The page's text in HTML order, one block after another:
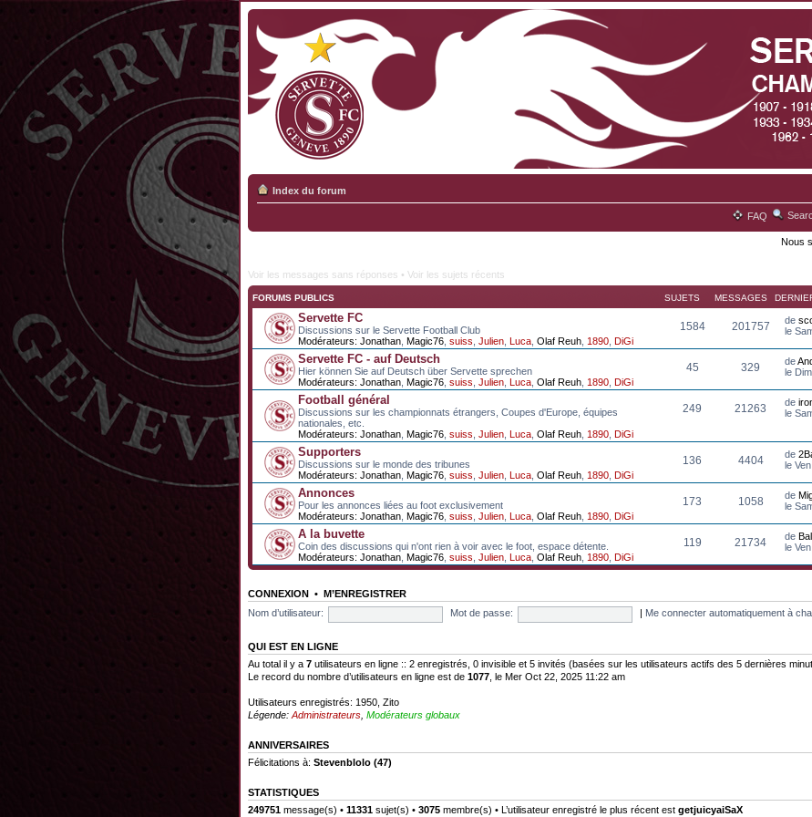
Index du forum
FAQ
Nous
Voir les messages sans réponses • Voir les sujets récents
FORUMS PUBLICS SUJETS MESSAGES
Servette FC
Discussions sur le Servette Football Club
Modérateurs: Jonathan Magic76 suiss Julien Luca Olaf Reuh 1890 DiGi
1584 201757 de
le
Servette FC - auf Deutsch
Hier können Sie auf Deutsch über Servette sprechen
Modérateurs: Jonathan Magic76 suiss Julien Luca Olaf Reuh 1890 DiGi
45 329 de
le
Football général
Discussions sur les championnats étrangers, Coupes d'Europe, équipes
nationales, etc.
Modérateurs: Jonathan Magic76 suiss Julien Luca Olaf Reuh 1890 DiGi
249 21263 de
le
Supporters
Discussions sur le monde des tribunes
Modérateurs: Jonathan Magic76 suiss Julien Luca Olaf Reuh 1890 DiGi
136 4404 de
le
Annonces
Pour les annonces liées au foot exclusivement
Modérateurs: Jonathan Magic76 suiss Julien Luca Olaf Reuh 1890 DiGi
173 1058 de
le
A la buvette
Coin des discussions qui n'ont rien à voir avec le foot, espace détente.
Modérateurs: Jonathan Magic76 suiss Julien Luca Olaf Reuh 1890 DiGi
119 21734 de
le
CONNEXION • M’ENREGISTRER
Nom d’utilisateur:
Mot de passe: Me connecter automatiquement à
QUI EST EN LIGNE
Au total il y a 7 utilisateurs en ligne :: 2 enregistrés, 0 invisible et 5 invités (basées sur les utilisateurs actifs des 5 dernières
Le record du nombre d’utilisateurs en ligne est de 1077 , le Mer Oct 22, 2025 11:22 am
Utilisateurs enregistrés: 1950 Zito
Légende: Administrateurs Modérateurs globaux
ANNIVERSAIRES
Félicitations à: Stevenblolo (47)
STATISTIQUES
249751 message(s) • 11331 sujet(s) • 3075 membre(s) • L’utilisateur enregistré le plus récent est getjuicyaiSaX